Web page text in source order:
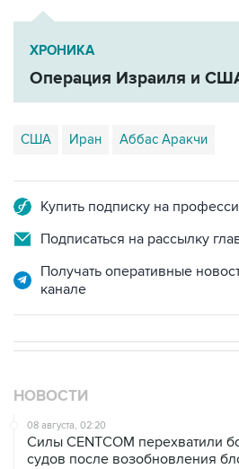
ХРОНИКА
Операция Израиля и США
США Иран Аббас Аракчи
Подписаться на рассылку
Получать оперативные
08 августа, 02:20
Силы CENTCOM перехватили
судов после возобновления